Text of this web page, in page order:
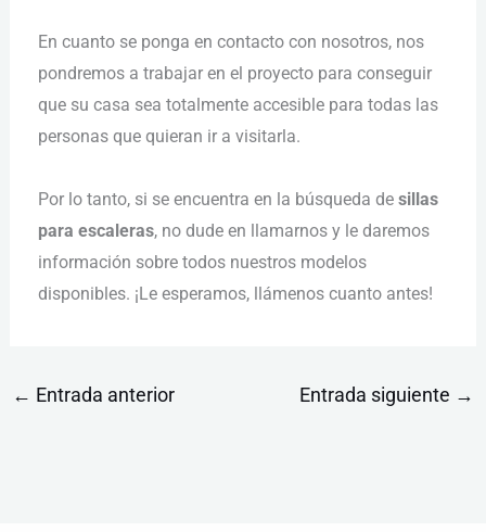
En cuanto se ponga en contacto con nosotros, nos
pondremos a trabajar en el proyecto para conseguir
que su casa sea totalmente accesible para todas las
personas que quieran ir a visitarla.
Por lo tanto, si se encuentra en la búsqueda de sillas
para escaleras, no dude en llamarnos y le daremos
información sobre todos nuestros modelos
disponibles. ¡Le esperamos, llámenos cuanto antes!
← Entrada anterior Entrada siguiente →